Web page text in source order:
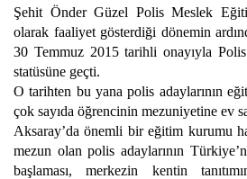
Şehit Önder Güzel Polis Meslek
olarak faaliyet gösterdiği dönemin
30 Temmuz 2015 tarihli onayıyla
statüsüne geçti.
O tarihten bu yana polis adaylarının
çok sayıda öğrencinin mezuniyetine ev
Aksaray’da önemli bir eğitim kurumu
mezun olan polis adaylarının
başlaması, merkezin kentin